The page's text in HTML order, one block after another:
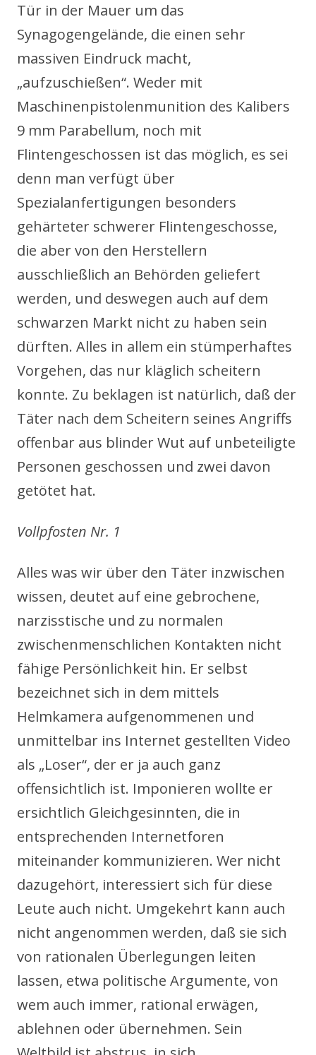
Tür in der Mauer um das
Synagogengelände, die einen sehr
massiven Eindruck macht,
„aufzuschießen“. Weder mit
Maschinenpistolenmunition des Kalibers
9 mm Parabellum, noch mit
Flintengeschossen ist das möglich, es sei
denn man verfügt über
Spezialanfertigungen besonders
gehärteter schwerer Flintengeschosse,
die aber von den Herstellern
ausschließlich an Behörden geliefert
werden, und deswegen auch auf dem
schwarzen Markt nicht zu haben sein
dürften. Alles in allem ein stümperhaftes
Vorgehen, das nur kläglich scheitern
konnte. Zu beklagen ist natürlich, daß der
Täter nach dem Scheitern seines Angriffs
offenbar aus blinder Wut auf unbeteiligte
Personen geschossen und zwei davon
getötet hat.
Vollpfosten Nr. 1
Alles was wir über den Täter inzwischen
wissen, deutet auf eine gebrochene,
narzisstische und zu normalen
zwischenmenschlichen Kontakten nicht
fähige Persönlichkeit hin. Er selbst
bezeichnet sich in dem mittels
Helmkamera aufgenommenen und
unmittelbar ins Internet gestellten Video
als „Loser“, der er ja auch ganz
offensichtlich ist. Imponieren wollte er
ersichtlich Gleichgesinnten, die in
entsprechenden Internetforen
miteinander kommunizieren. Wer nicht
dazugehört, interessiert sich für diese
Leute auch nicht. Umgekehrt kann auch
nicht angenommen werden, daß sie sich
von rationalen Überlegungen leiten
lassen, etwa politische Argumente, von
wem auch immer, rational erwägen,
ablehnen oder übernehmen. Sein